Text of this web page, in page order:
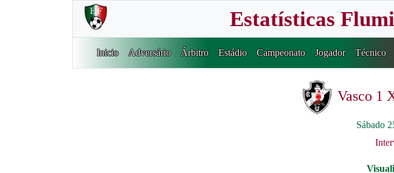
Estatísticas
Inicio Adversário Árbitro Estádio Campeonato Jogador Técnico
Vasco 1
Sábado